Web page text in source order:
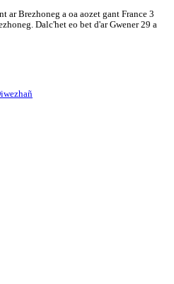
ar Brezhoneg a oa aozet gant France 3
Dalc'het eo bet d'ar Gwener 29 a